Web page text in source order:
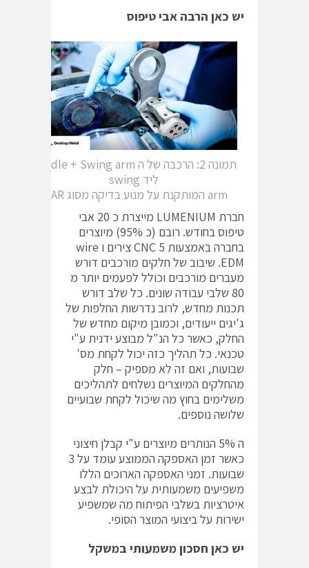
יש כאן הרבה אבי טיפוס
תמונה 2: הרכבה של ה Saddle + Swing arm
ליד swing
arm המותקנת על מנוע בדיקה מסוג IDAR
חברת LUMENIUM מייצרת כ 20 אבי
טיפוס בחודש. רובם (כ 95%) מיוצרים
בחברה באמצעות CNC 5 צירים ו wire
EDM. שיבוב של חלקים מורכבים דורש
מעברים מורכבים וכולל לפעמים יותר מ
80 שלבי עבודה שונים. כל שלב דורש
תכנות מחדש, לרוב נדרשות החלפות של
ג'יגים ייעודים, וכמובן מיקום מחדש של
החלק, כאשר כל הנ"ל מבוצע ידנית ע"י
טכנאי. כל תהליך כזה יכול לקחת מס'
שבועות, ואם זה לא מספיק – חלק
מהחלקים המיוצרים נשלחים לתהליכים
משלימים בחוץ מה שיכול לקחת שבועיים
שלושה נוספים.
ה 5% הנותרים מיוצרים ע"י קבלן חיצוני
כאשר זמן האספקה הממוצע עומד על 3
שבועות. זמני האספקה הארוכים הללו
משפיעים משמעותית על היכולת לבצע
איטרציות בשלבי הפיתוח מה שמשפיע
ישירות על ביצועי המוצר הסופי.
יש כאן חסכון משמעותי במשקל